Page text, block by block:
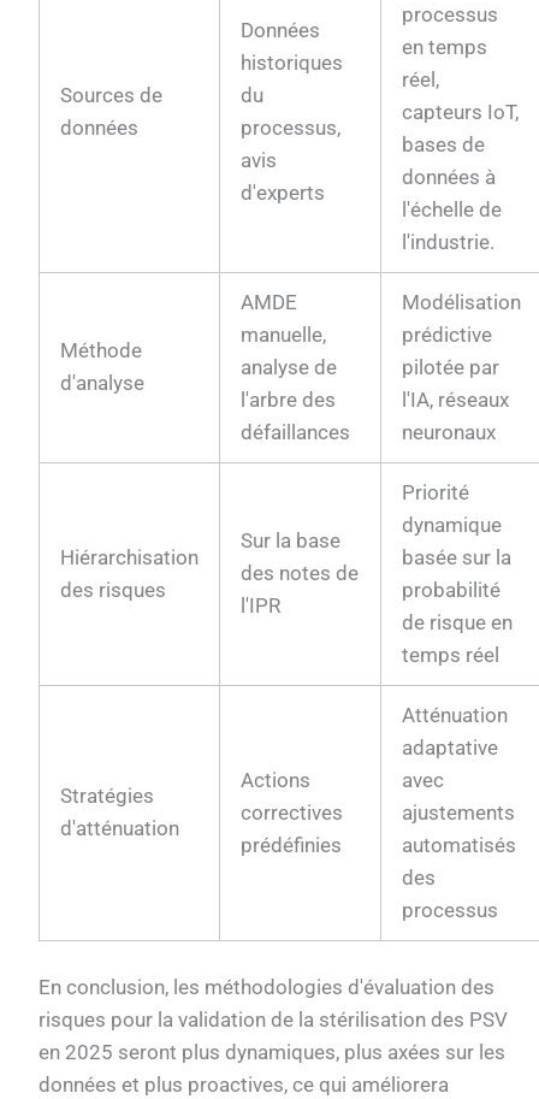
Sources de
données
Données
historiques
du
processus,
avis
d'experts
processus
en temps
réel,
capteurs IoT,
bases de
données à
l'échelle de
l'industrie.
Méthode
d'analyse
AMDE
manuelle,
analyse de
l'arbre des
défaillances
Modélisation
prédictive
pilotée par
l'IA, réseaux
neuronaux
Hiérarchisation
des risques
Sur la base
des notes de
l'IPR
Priorité
dynamique
basée sur la
probabilité
de risque en
temps réel
Stratégies
d'atténuation
Actions
correctives
prédéfinies
Atténuation
adaptative
avec
ajustements
automatisés
des
processus
En conclusion, les méthodologies d'évaluation des
risques pour la validation de la stérilisation des PSV
en 2025 seront plus dynamiques, plus axées sur les
données et plus proactives, ce qui améliorera